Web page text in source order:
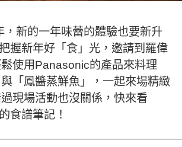
，新的一年味蕾的體驗也要新升
握新年好「食」光，邀請到羅偉
使用Panasonic的產品來料理
與「鳳醬蒸鮮魚」，一起來場精緻
現場活動也沒關係，快來看
食譜筆記！